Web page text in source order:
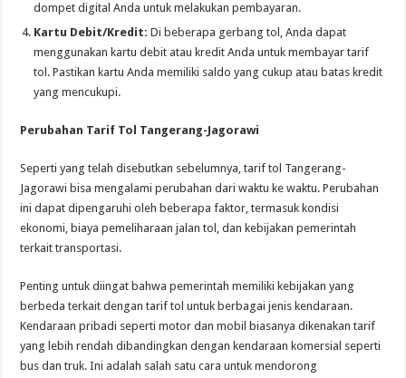
dompet digital Anda untuk melakukan pembayaran.
Kartu Debit/Kredit: Di beberapa gerbang tol, Anda dapat
menggunakan kartu debit atau kredit Anda untuk membayar tarif
tol. Pastikan kartu Anda memiliki saldo yang cukup atau batas kredit
yang mencukupi.
Perubahan Tarif Tol Tangerang-Jagorawi
Seperti yang telah disebutkan sebelumnya, tarif tol Tangerang-
Jagorawi bisa mengalami perubahan dari waktu ke waktu. Perubahan
ini dapat dipengaruhi oleh beberapa faktor, termasuk kondisi
ekonomi, biaya pemeliharaan jalan tol, dan kebijakan pemerintah
terkait transportasi.
Penting untuk diingat bahwa pemerintah memiliki kebijakan yang
berbeda terkait dengan tarif tol untuk berbagai jenis kendaraan.
Kendaraan pribadi seperti motor dan mobil biasanya dikenakan tarif
yang lebih rendah dibandingkan dengan kendaraan komersial seperti
bus dan truk. Ini adalah salah satu cara untuk mendorong